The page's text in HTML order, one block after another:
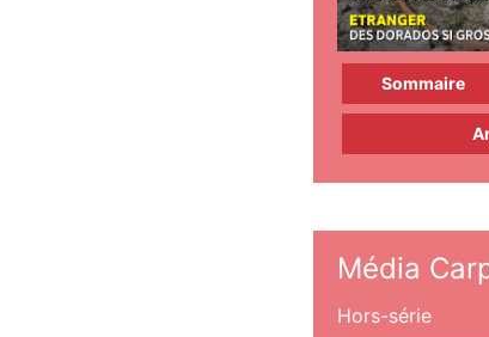
Sommaire
Média
Hors-série